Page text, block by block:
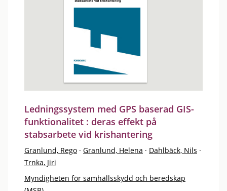
Ledningssystem med GPS baserad GIS-
funktionalitet : deras effekt på
stabsarbete vid krishantering
Granlund, Rego · Granlund, Helena · Dahlbäck, Nils ·
Trnka, Jiri
Myndigheten för samhällsskydd och beredskap